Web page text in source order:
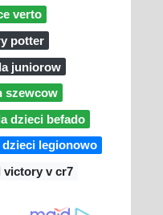
verto
potter
juniorow
szewcow
dzieci befado
legionowo
victory v cr7